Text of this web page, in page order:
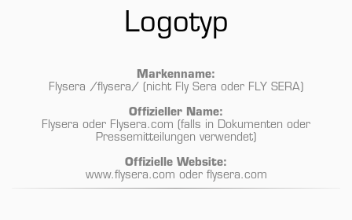
Logotyp
Markenname:
Flysera /flysera/ (nicht Fly Sera oder FLY SERA
Offizieller Name:
Flysera oder Flysera.com (falls in Dokumenten oder
Pressemitteilungen verwendet)
Offizielle Website:
www.flysera.com oder flysera.com